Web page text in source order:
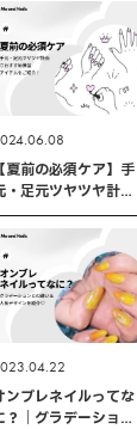
【夏前の必須ケア】手
・足元ツヤツヤ計画
すすめ保湿アイテ
ムをご紹介！
ンブレネイルってな
？｜グラデーション